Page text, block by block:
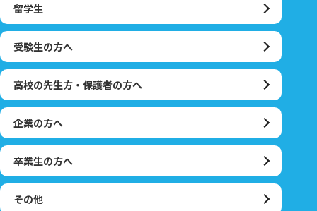
留学生
受験生の方へ
高校の先生方・保護者の方へ
企業の方へ
卒業生の方へ
その他